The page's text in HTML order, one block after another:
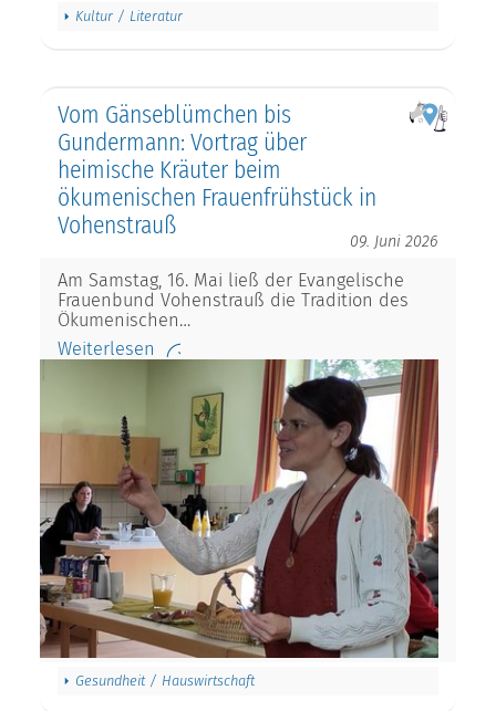
Kultur / Literatur
Vom Gänseblümchen bis
Gundermann: Vortrag über
heimische Kräuter beim
ökumenischen Frauenfrühstück in
Vohenstrauß
09. Juni 2026
Am Samstag, 16. Mai ließ der Evangelische
Frauenbund Vohenstrauß die Tradition des
Ökumenischen…
Weiterlesen
Gesundheit / Hauswirtschaft